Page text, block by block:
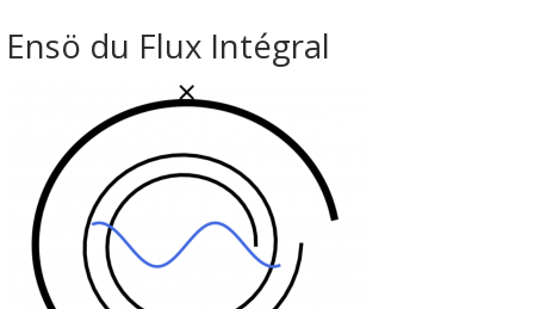
Ensö du Flux Intégral